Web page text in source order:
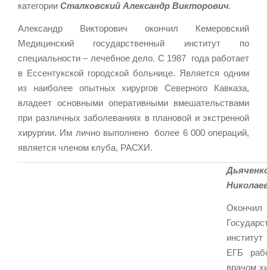
категории Сталковский Александр Викторович.
Александр Викторович окончил Кемеровский
Медицинский государственный институт по
специальности – лечебное дело. С 1987 года работает
в Ессентукской городской больнице. Является одним
из наиболее опытных хирургов Северного Кавказа,
владеет основными оперативными вмешательствами
при различных заболеваниях в плановой и экстренной
хирургии. Им лично выполнено более 6 000 операций,
является членом клуба, РАСХИ.
ЕГБ
врачом